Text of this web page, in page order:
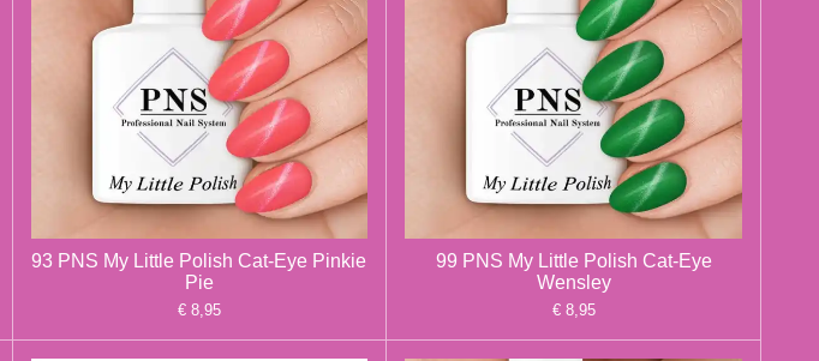
93 PNS My Little Polish Cat-Eye Pinkie
Pie
€ 8,95
99 PNS My Little Polish Cat-Eye
Wensley
€ 8,95